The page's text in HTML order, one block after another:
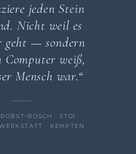
jeden Stein
Nicht weil es
geht — sondern
Computer weiß,
Mensch war.“
BOSCH · STOI
· KEMPTEN